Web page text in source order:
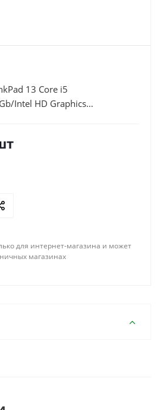
13 Core i5
Intel HD Graphics
для интернет-магазина и может
магазинах